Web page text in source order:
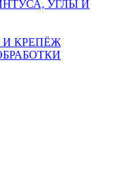
УГЛЫ И
КРЕПЁЖ